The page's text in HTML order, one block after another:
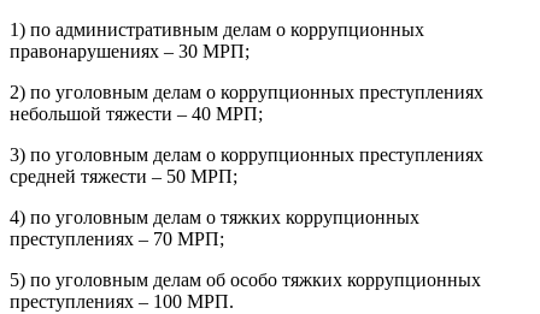
1) по административным делам о коррупционных
правонарушениях – 30 МРП;
2) по уголовным делам о коррупционных преступлениях
небольшой тяжести – 40 МРП;
3) по уголовным делам о коррупционных преступлениях
средней тяжести – 50 МРП;
4) по уголовным делам о тяжких коррупционных
преступлениях – 70 МРП;
5) по уголовным делам об особо тяжких коррупционных
преступлениях – 100 МРП.